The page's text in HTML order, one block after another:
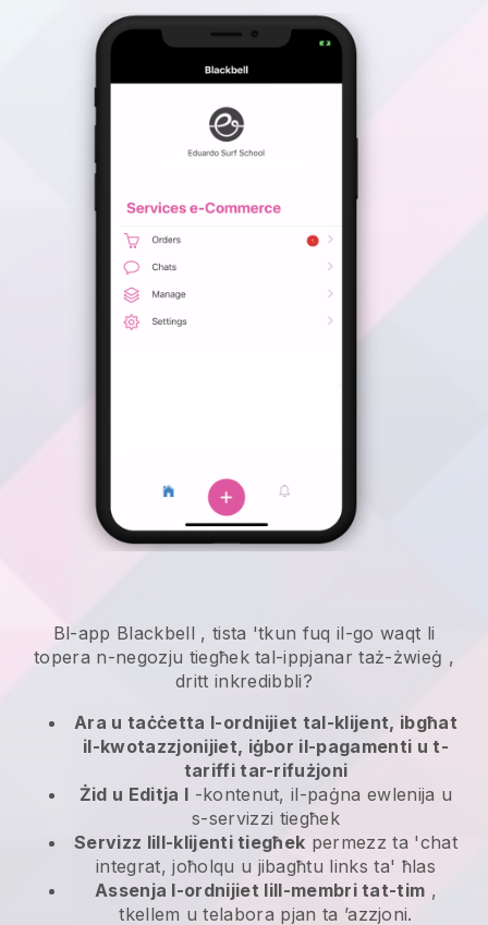
Bl-app Blackbell , tista 'tkun fuq il-go waqt li
topera n-negozju tiegħek tal-ippjanar taż-żwieġ ,
dritt inkredibbli?
Ara u taċċetta l-ordnijiet tal-klijent, ibgħat
il-kwotazzjonijiet, iġbor il-pagamenti u t-
tariffi tar-rifużjoni
Żid u Editja l -kontenut, il-paġna ewlenija u
s-servizzi tiegħek
Servizz lill-klijenti tiegħek permezz ta 'chat
integrat, joħolqu u jibagħtu links ta' ħlas
Assenja l-ordnijiet lill-membri tat-tim ,
tkellem u telabora pjan ta ’azzjoni.